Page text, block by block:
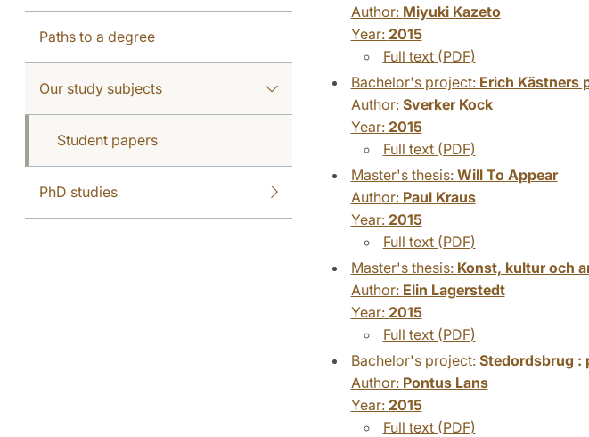
Paths to a degree
Our study subjects
Student papers
PhD studies
Author: Miyuki Kazeto
Year: 2015
Full text (PDF)
Bachelor's project: Erich Kästners
Author: Sverker Kock
Year: 2015
Full text (PDF)
Master's thesis: Will To Appear
Author: Paul Kraus
Year: 2015
Full text (PDF)
Master's thesis: Konst, kultur och
Author: Elin Lagerstedt
Year: 2015
Full text (PDF)
Bachelor's project: Stedordsbrug :
Author: Pontus Lans
Year: 2015
Full text (PDF)